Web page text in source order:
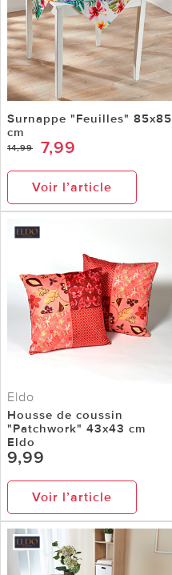
Surnappe "Feuilles" 85x85
cm
14,99 7,99
Voir l’article
Eldo
Housse de coussin
"Patchwork" 43x43 cm
Eldo
9,99
Voir l’article